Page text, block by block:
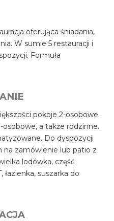
oferująca śniadania,
W sumie 5 restauracji i
Formuła
pokoje 2-osobowe.
a także rodzinne.
Do dyspozycji
na zamówienie lub patio z
lodówka, część
łazienka, suszarka do